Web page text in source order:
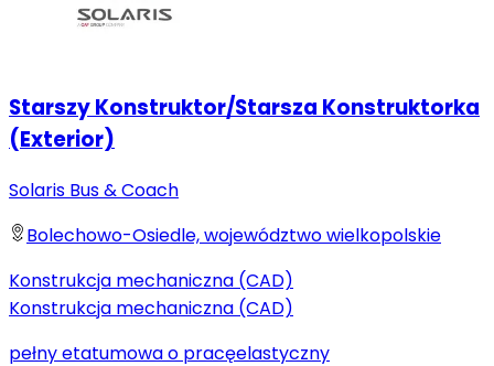
Starszy Konstruktor/Starsza Konstruktorka
(Exterior)
Solaris Bus & Coach
Bolechowo-Osiedle, województwo wielkopolskie
Konstrukcja mechaniczna (CAD)
Konstrukcja mechaniczna (CAD)
pełny etatumowa o pracęelastyczny